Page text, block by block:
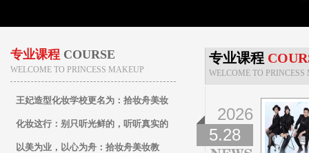
专业课程 COURSE
WELCOME TO PRINCESS MAKEUP
王妃造型化妆学校更名为：拾妆舟美妆
教育
化妆这行：别只听光鲜的，听听真实的
以美为业，以心为舟：拾妆舟美妆教
专业课程
WELCOME TO PRINCESS
2026
5.28